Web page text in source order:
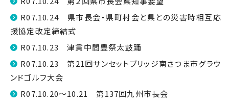
R07.10.24 県市長会・県町村会と県との災害時相互応
援協定改定締結式
R07.10.23 津貫中間豊祭太鼓踊
R07.10.23 第21回サンセットブリッジ南さつま市グラウ
ンドゴルフ大会
R07.10.20～10.21 第137回九州市長会